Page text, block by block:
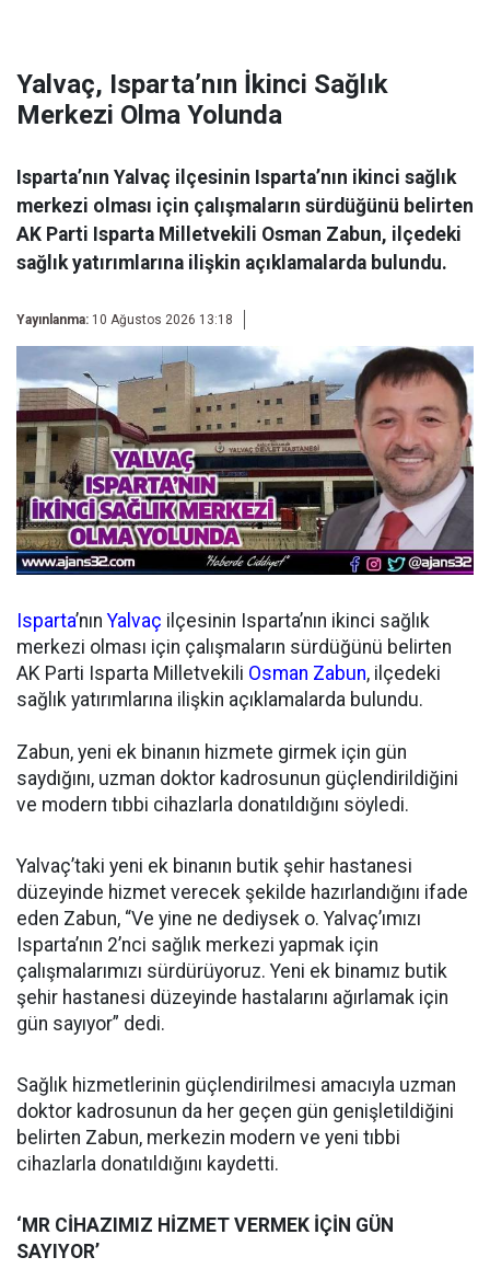
Yalvaç, Isparta’nın İkinci Sağlık
Merkezi Olma Yolunda
Isparta’nın Yalvaç ilçesinin Isparta’nın ikinci sağlık
merkezi olması için çalışmaların sürdüğünü belirten
AK Parti Isparta Milletvekili Osman Zabun, ilçedeki
sağlık yatırımlarına ilişkin açıklamalarda bulundu.
Yayınlanma: 10 Ağustos 2026 13:18
Isparta’nınYalvaç ilçesinin Isparta’nın ikinci sağlık
merkezi olması için çalışmaların sürdüğünü belirten
AK Parti Isparta Milletvekili Osman Zabun, ilçedeki
sağlık yatırımlarına ilişkin açıklamalarda bulundu.
Zabun, yeni ek binanın hizmete girmek için gün
saydığını, uzman doktor kadrosunun güçlendirildiğini
ve modern tıbbi cihazlarla donatıldığını söyledi.
Yalvaç’taki yeni ek binanın butik şehir hastanesi
düzeyinde hizmet verecek şekilde hazırlandığını ifade
eden Zabun, “Ve yine ne dediysek o. Yalvaç’ımızı
Isparta’nın 2’nci sağlık merkezi yapmak için
çalışmalarımızı sürdürüyoruz. Yeni ek binamız butik
şehir hastanesi düzeyinde hastalarını ağırlamak için
gün sayıyor” dedi.
Sağlık hizmetlerinin güçlendirilmesi amacıyla uzman
doktor kadrosunun da her geçen gün genişletildiğini
belirten Zabun, merkezin modern ve yeni tıbbi
cihazlarla donatıldığını kaydetti.
‘MR CİHAZIMIZ HİZMET VERMEK İÇİN GÜN
SAYIYOR’